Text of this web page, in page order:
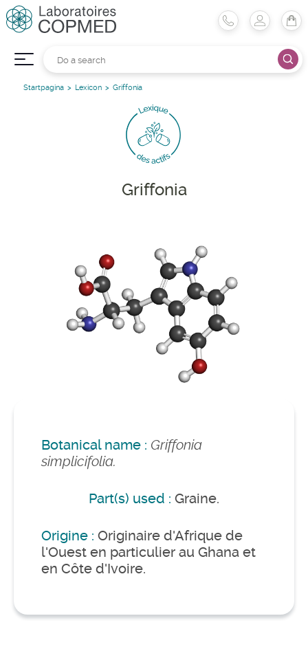
Startpagina Lexicon Griffonia
Griffonia
Botanical name : Griffonia
simplicifolia.
Part(s) used : Graine.
Origine : Originaire d'Afrique de
l'Ouest en particulier au Ghana et
en Côte d'Ivoire.